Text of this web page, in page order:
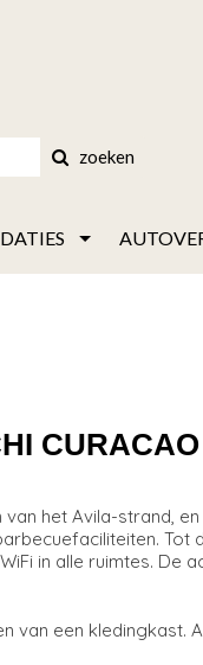
zoeken
CURACAO
van het Avila-strand,
in alle ruimtes.
van een kledingkast.